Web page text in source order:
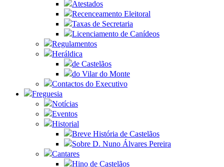
Atestados
Recenceamento Eleitoral
Taxas de Secretaria
Licenciamento de Canídeos
Regulamentos
Heráldica
de Castelãos
do Vilar do Monte
Contactos do Executivo
Freguesia
Notícias
Eventos
Historial
Breve História de Castelãos
Sobre D. Nuno Álvares Pereira
Cantares
Hino de Castelãos